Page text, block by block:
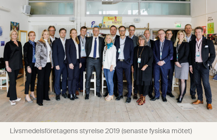
Livsmedelsföretagens styrelse 2019 (senaste fysiska mötet)